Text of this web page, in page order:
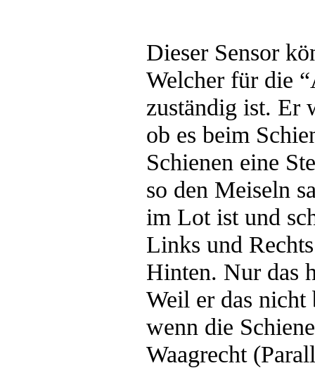
Dieser Sensor
Welcher für die
zuständig ist. Er
ob es beim
Schienen eine
so den Meiseln
im Lot ist und
Links und
Hinten. Nur das
Weil er das
wenn die
Waagrecht